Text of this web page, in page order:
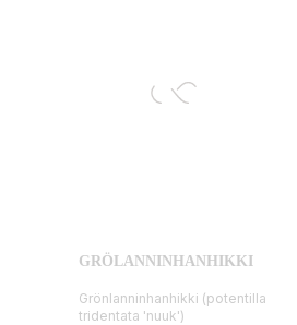
GRÖLANNINHANHIKKI
Grönlanninhanhikki (potentilla
tridentata 'nuuk')